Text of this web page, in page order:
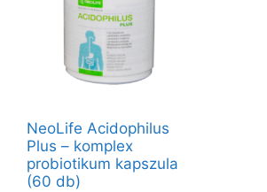
NeoLife Acidophilus
Plus – komplex
probiotikum kapszula
(60 db)